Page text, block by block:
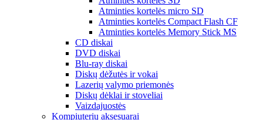
Atminties kortelės micro SD
Atminties kortelės Compact Flash CF
Atminties kortelės Memory Stick MS
CD diskai
DVD diskai
Blu-ray diskai
Diskų dėžutės ir vokai
Lazerių valymo priemonės
Diskų dėklai ir stoveliai
Vaizdajuostės
Kompiuterių aksesuarai